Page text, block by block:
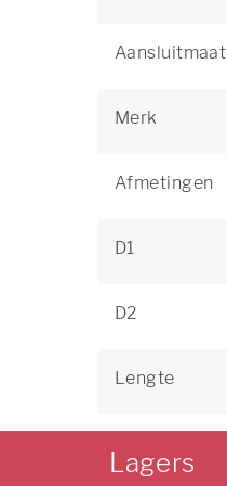
Aansluitmaat
Merk
Afmetingen
D1
D2
Lengte
Lagers